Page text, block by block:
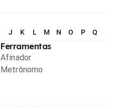
J K L M N O P Q
Ferramentas
Afinador
Metrônomo